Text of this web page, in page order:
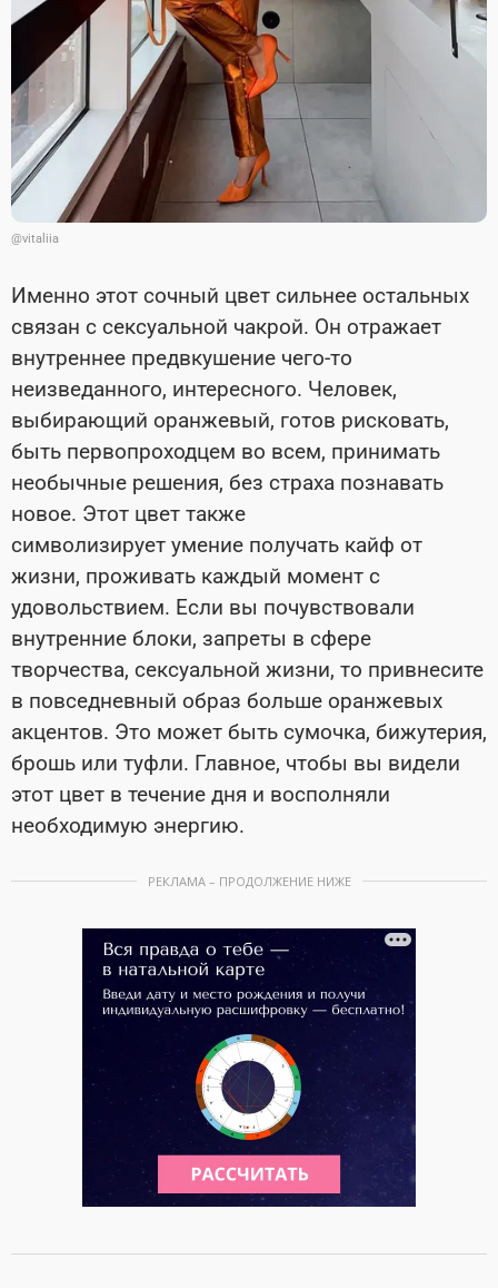
@vitaliia
Именно этот сочный цвет сильнее остальных
связан с сексуальной чакрой. Он отражает
внутреннее предвкушение чего-то
неизведанного, интересного. Человек,
выбирающий оранжевый, готов рисковать,
быть первопроходцем во всем, принимать
необычные решения, без страха познавать
новое. Этот цвет также
символизирует умение получать кайф от
жизни, проживать каждый момент с
удовольствием. Если вы почувствовали
внутренние блоки, запреты в сфере
творчества, сексуальной жизни, то привнесите
в повседневный образ больше оранжевых
акцентов. Это может быть сумочка, бижутерия,
брошь или туфли. Главное, чтобы вы видели
этот цвет в течение дня и восполняли
необходимую энергию.
РЕКЛАМА – ПРОДОЛЖЕНИЕ НИЖЕ